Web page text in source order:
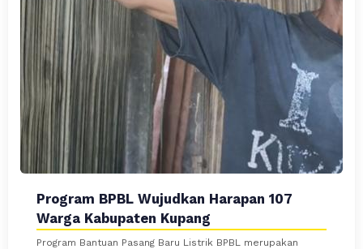
Program BPBL Wujudkan Harapan 107
Warga Kabupaten Kupang
Program Bantuan Pasang Baru Listrik BPBL merupakan